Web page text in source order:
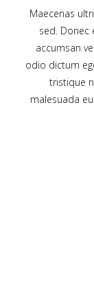
Maecenas
sed. Donec
accumsan
odio dictum
tristique
malesuada